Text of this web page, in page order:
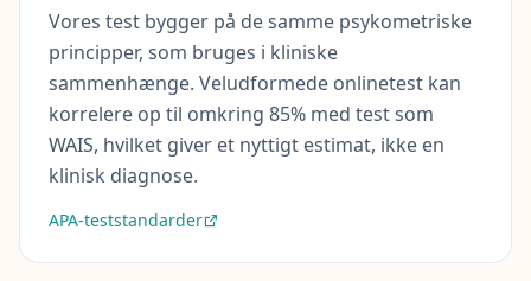
d
o
l
o
i
B
o
Vores test bygger på de samme psykometriske
principper, som bruges i kliniske
sammenhænge. Veludformede onlinetest kan
korrelere op til omkring 85% med test som
WAIS, hvilket giver et nyttigt estimat, ikke en
klinisk diagnose.
APA-teststandarder